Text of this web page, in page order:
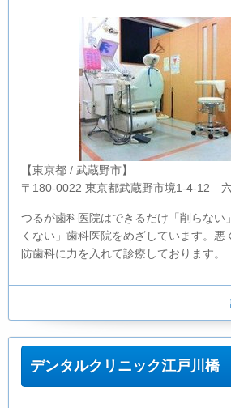
【東京都 / 武蔵野市】
〒180-0022 東京都武蔵野市境1-4-12
つるが歯科医院はできるだけ「削らない
くない」歯科医院をめざしています。悪
防歯科に力を入れて診療しております。
デンタルクリニック江戸川橋